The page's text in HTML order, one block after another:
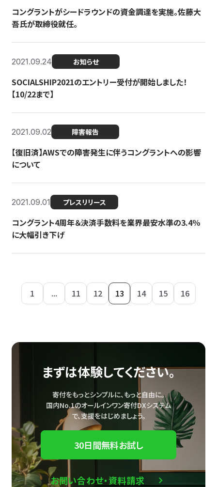
コングラントがシードラウンドの資金調達を実施。佐藤大
吾氏が取締役就任。
2021.09.24 お知らせ
SOCIALSHIP2021のエントリー受付が開始しました！
【10/22まで】
2021.09.02 障害報告
【復旧済】AWSでの障害発生に伴うコングラントへの影響
について
2021.09.01 プレスリリース
コングラント4周年＆決済手数料を業界最安水準の3.4％
に大幅引き下げ
1 ... 11 12 13 14 15 16
まずは体験してください。
寄付をもっとシンプルに、もっと自由に。
国内No.1のオールインワン寄付DXシステム
で、支援をはじめましょう。
30日間無料お試し
お問い合わせ・資料請求